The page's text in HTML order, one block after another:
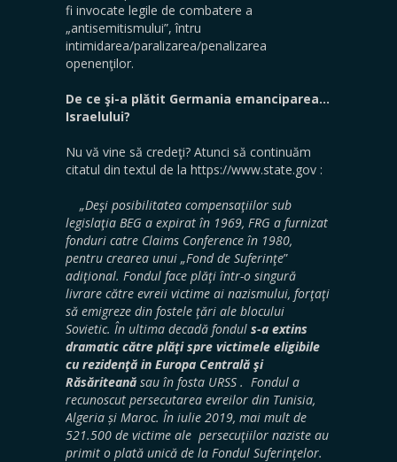
fi invocate legile de combatere a
„antisemitismului”, întru
intimidarea/paralizarea/penalizarea
openenţilor.
De ce şi-a plătit Germania emanciparea…
Israelului?
Nu vă vine să credeţi? Atunci să continuăm
citatul din textul de la https://www.state.gov :
„Deşi posibilitatea compensaţiilor sub
legislaţia BEG a expirat în 1969, FRG a furnizat
fonduri catre Claims Conference în 1980,
pentru crearea unui „Fond de Suferinţe”
adiţional. Fondul face plăţi într-o singură
livrare către evreii victime ai nazismului, forţaţi
să emigreze din fostele ţări ale blocului
Sovietic. În ultima decadă fondul s-a extins
dramatic către plăţi spre victimele eligibile
cu rezidenţă in Europa Centrală şi
Răsăriteană sau în fosta URSS . Fondul a
recunoscut persecutarea evreilor din Tunisia,
Algeria și Maroc. În iulie 2019, mai mult de
521.500 de victime ale persecuţiilor naziste au
primit o plată unică de la Fondul Suferinţelor.